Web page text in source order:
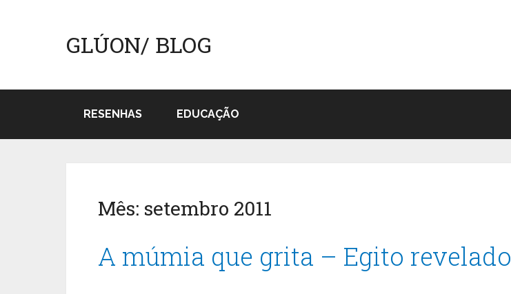
GLÚON/ BLOG
RESENHAS EDUCAÇÃO
Mês: setembro 2011
A múmia que grita – Egito revelado